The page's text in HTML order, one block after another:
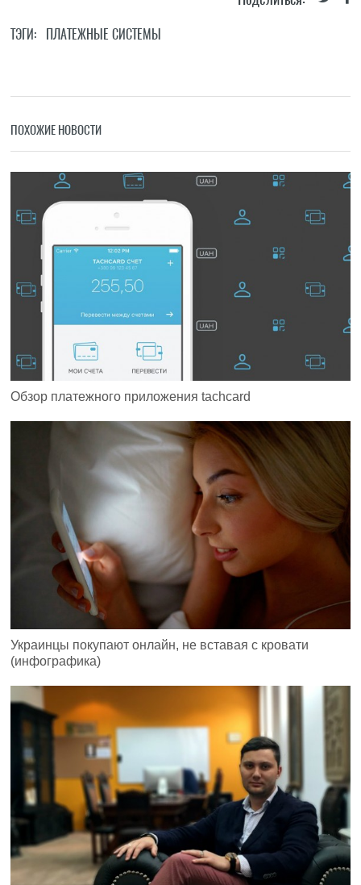
ТЭГИ: ПЛАТЕЖНЫЕ СИСТЕМЫ
ПОХОЖИЕ НОВОСТИ
Обзор платежного приложения tachcard
Украинцы покупают онлайн, не вставая с кровати
(инфографика)